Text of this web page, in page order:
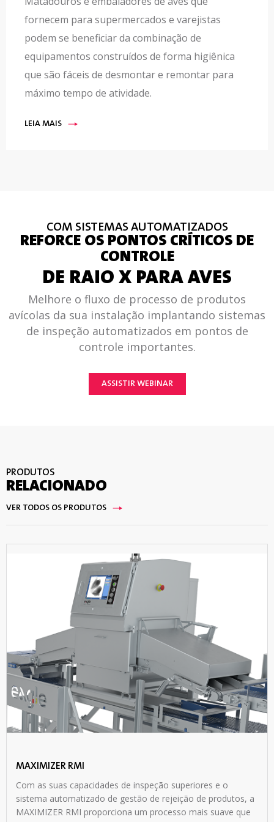
fornecem para supermercados e varejistas
podem se beneficiar da combinação de
equipamentos construídos de forma higiênica
que são fáceis de desmontar e remontar para
máximo tempo de atividade.
LEIA MAIS
COM SISTEMAS AUTOMATIZADOS
REFORCE OS PONTOS CRÍTICOS DE
CONTROLE
DE RAIO X PARA AVES
Melhore o fluxo de processo de produtos
avícolas da sua instalação implantando sistemas
de inspeção automatizados em pontos de
controle importantes.
ASSISTIR WEBINAR
PRODUTOS
RELACIONADO
VER TODOS OS PRODUTOS
MAXIMIZER RMI
Com as suas capacidades de inspeção superiores e o
sistema automatizado de gestão de rejeição de produtos, a
MAXIMIZER RMI proporciona um processo mais suave que